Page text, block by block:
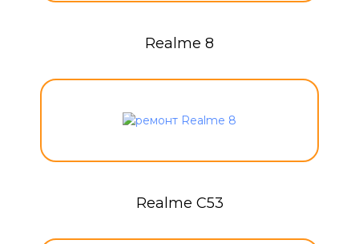
Realme 8
Realme C53